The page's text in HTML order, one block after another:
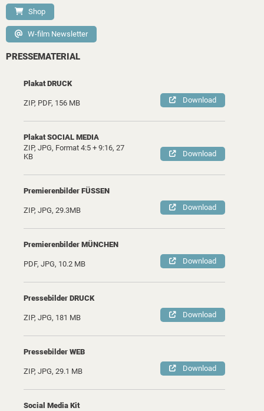
Shop
W-film Newsletter
PRESSEMATERIAL
Plakat DRUCK
ZIP, PDF, 156 MB Download
Plakat SOCIAL MEDIA
ZIP, JPG, Format 4:5 + 9:16, 27
KB
Download
Premierenbilder FÜSSEN
ZIP, JPG, 29.3MB Download
Premierenbilder MÜNCHEN
PDF, JPG, 10.2 MB Download
Pressebilder DRUCK
ZIP, JPG, 181 MB Download
Pressebilder WEB
ZIP, JPG, 29.1 MB Download
Social Media Kit